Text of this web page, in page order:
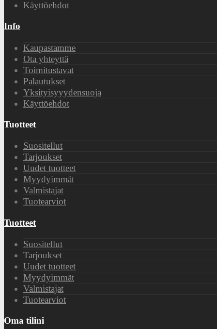
Käyttöehdot
Info
Kaupastamme
Ota yhteyttä
Toimitustavat
Palautukset
Yksityisyyydensuoja
Käyttöehdot
Tuotteet
Suositellut
Tarjoukset
Uudet tuotteet
Myydyimmät
Valmistajat
Tuotearviot
Tuotteet
Suositellut
Tarjoukset
Uudet tuotteet
Myydyimmät
Valmistajat
Tuotearviot
Oma tilini